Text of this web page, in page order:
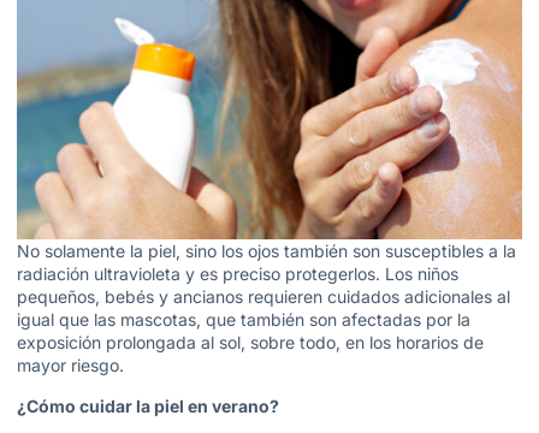
No solamente la piel, sino los ojos también son susceptibles a la
radiación ultravioleta y es preciso protegerlos. Los niños
pequeños, bebés y ancianos requieren cuidados adicionales al
igual que las mascotas, que también son afectadas por la
exposición prolongada al sol, sobre todo, en los horarios de
mayor riesgo.
¿Cómo cuidar la piel en verano?